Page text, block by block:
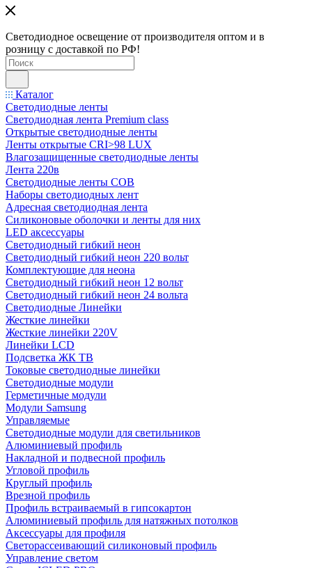
Светодиодное освещение от производителя оптом и в
розницу с доставкой по РФ!
Каталог
Светодиодные ленты
Светодиодная лента Premium class
Открытые светодиодные ленты
Ленты открытые CRI>98 LUX
Влагозащищенные светодиодные ленты
Лента 220в
Светодиодные ленты COB
Наборы светодиодных лент
Адресная светодиодная лента
Силиконовые оболочки и ленты для них
LED аксессуары
Светодиодный гибкий неон
Светодиодный гибкий неон 220 вольт
Комплектующие для неона
Светодиодный гибкий неон 12 вольт
Светодиодный гибкий неон 24 вольта
Светодиодные Линейки
Жесткие линейки
Жесткие линейки 220V
Линейки LCD
Подсветка ЖК ТВ
Токовые светодиодные линейки
Светодиодные модули
Герметичные модули
Модули Samsung
Управляемые
Светодиодные модули для светильников
Алюминиевый профиль
Накладной и подвесной профиль
Угловой профиль
Круглый профиль
Врезной профиль
Профиль встраиваемый в гипсокартон
Алюминиевый профиль для натяжных потолков
Аксессуары для профиля
Светорассеивающий силиконовый профиль
Управление светом